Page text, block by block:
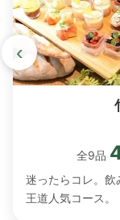
全9品
迷ったらコレ。
王道人気コース。
‹